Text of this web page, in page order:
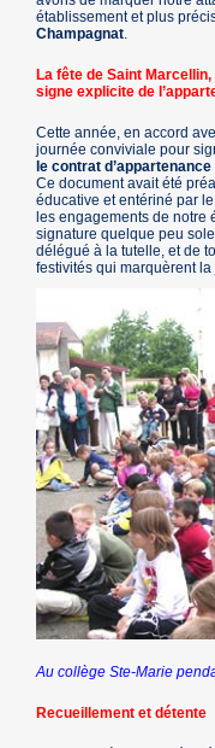
établissement et plus
Champagnat.
La fête de Saint Marcellin,
signe explicite de
Cette année, en accord
journée conviviale pour
le contrat
Ce document avait été
éducative et entériné par
les engagements de notre
signature quelque peu
délégué à la tutelle, et de
festivités qui marquèrent
Au collège Ste-Marie
Recueillement et détente